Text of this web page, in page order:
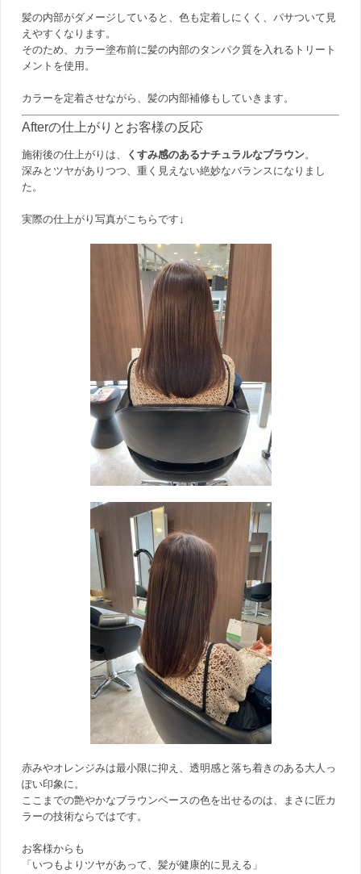
髪の内部がダメージしていると、色も定着しにくく、パサついて見
えやすくなります。
そのため、カラー塗布前に髪の内部のタンパク質を入れるトリート
メントを使用。
カラーを定着させながら、髪の内部補修もしていきます。
Afterの仕上がりとお客様の反応
施術後の仕上がりは、 くすみ感のあるナチュラルなブラウン。
深みとツヤがありつつ、重く見えない絶妙なバランスになりまし
た。
実際の仕上がり写真がこちらです↓
赤みやオレンジみは最小限に抑え、透明感と落ち着きのある大人っ
ぽい印象に。
ここまでの艶やかなブラウンベースの色を出せるのは、まさに匠カ
ラーの技術ならではです。
お客様からも
「いつもよりツヤがあって、髪が健康的に見える」